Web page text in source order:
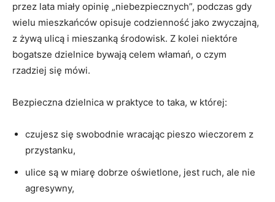
przez lata miały opinię „niebezpiecznych”, podczas gdy
wielu mieszkańców opisuje codzienność jako zwyczajną,
z żywą ulicą i mieszanką środowisk. Z kolei niektóre
bogatsze dzielnice bywają celem włamań, o czym
rzadziej się mówi.
Bezpieczna dzielnica w praktyce to taka, w której:
czujesz się swobodnie wracając pieszo wieczorem z
przystanku,
ulice są w miarę dobrze oświetlone, jest ruch, ale nie
agresywny,